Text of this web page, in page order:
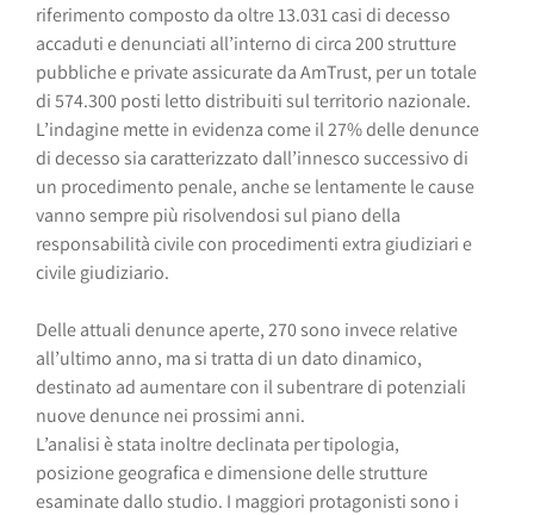
riferimento composto da oltre 13.031 casi di decesso
accaduti e denunciati all’interno di circa 200 strutture
pubbliche e private assicurate da AmTrust, per un totale
di 574.300 posti letto distribuiti sul territorio nazionale.
L’indagine mette in evidenza come il 27% delle denunce
di decesso sia caratterizzato dall’innesco successivo di
un procedimento penale, anche se lentamente le cause
vanno sempre più risolvendosi sul piano della
responsabilità civile con procedimenti extra giudiziari e
civile giudiziario.
Delle attuali denunce aperte, 270 sono invece relative
all’ultimo anno, ma si tratta di un dato dinamico,
destinato ad aumentare con il subentrare di potenziali
nuove denunce nei prossimi anni.
L’analisi è stata inoltre declinata per tipologia,
posizione geografica e dimensione delle strutture
esaminate dallo studio. I maggiori protagonisti sono i